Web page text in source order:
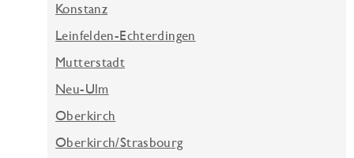
Konstanz
Leinfelden-Echterdingen
Mutterstadt
Neu-Ulm
Oberkirch
Oberkirch/Strasbourg